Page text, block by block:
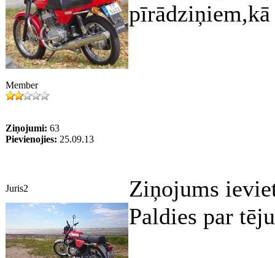
Member
Ziņojumi: 63
Pievienojies: 25.09.13
Juris2 Ziņojums
Paldies par